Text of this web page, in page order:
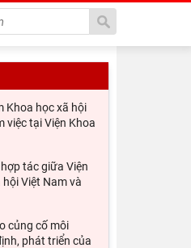
Lễ ký kết Thỏa thuận hợp tác
Khoa học xã hội
việc tại Viện Khoa
tác giữa Viện
Việt Nam và
củng cố môi
phát triển của